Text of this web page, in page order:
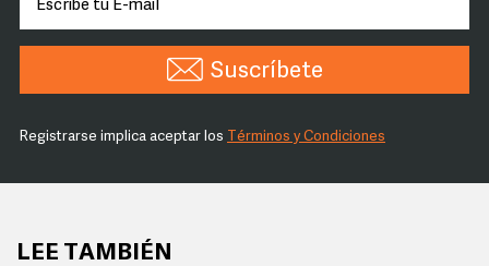
Suscríbete
Registrarse implica aceptar los Términos y Condiciones
LEE TAMBIÉN